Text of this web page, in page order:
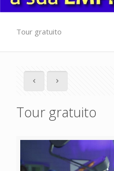
Tour gratuito
Tour gratuito